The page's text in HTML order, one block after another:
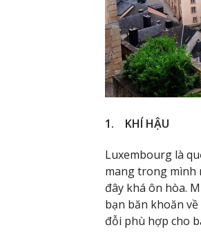
1. KHÍ HẬU
Luxembourg là
mang trong mình
đây khá ôn hòa.
bạn băn khoăn
đỗi phù hợp cho